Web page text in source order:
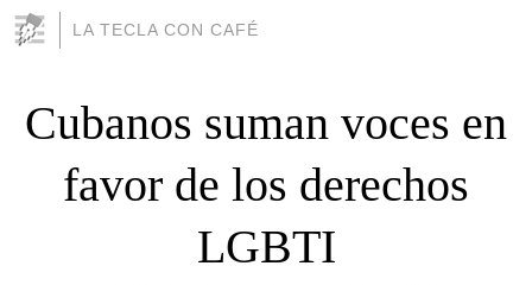
LA TECLA CON CAFÉ
Cubanos suman voces en
favor de los derechos
LGBTI